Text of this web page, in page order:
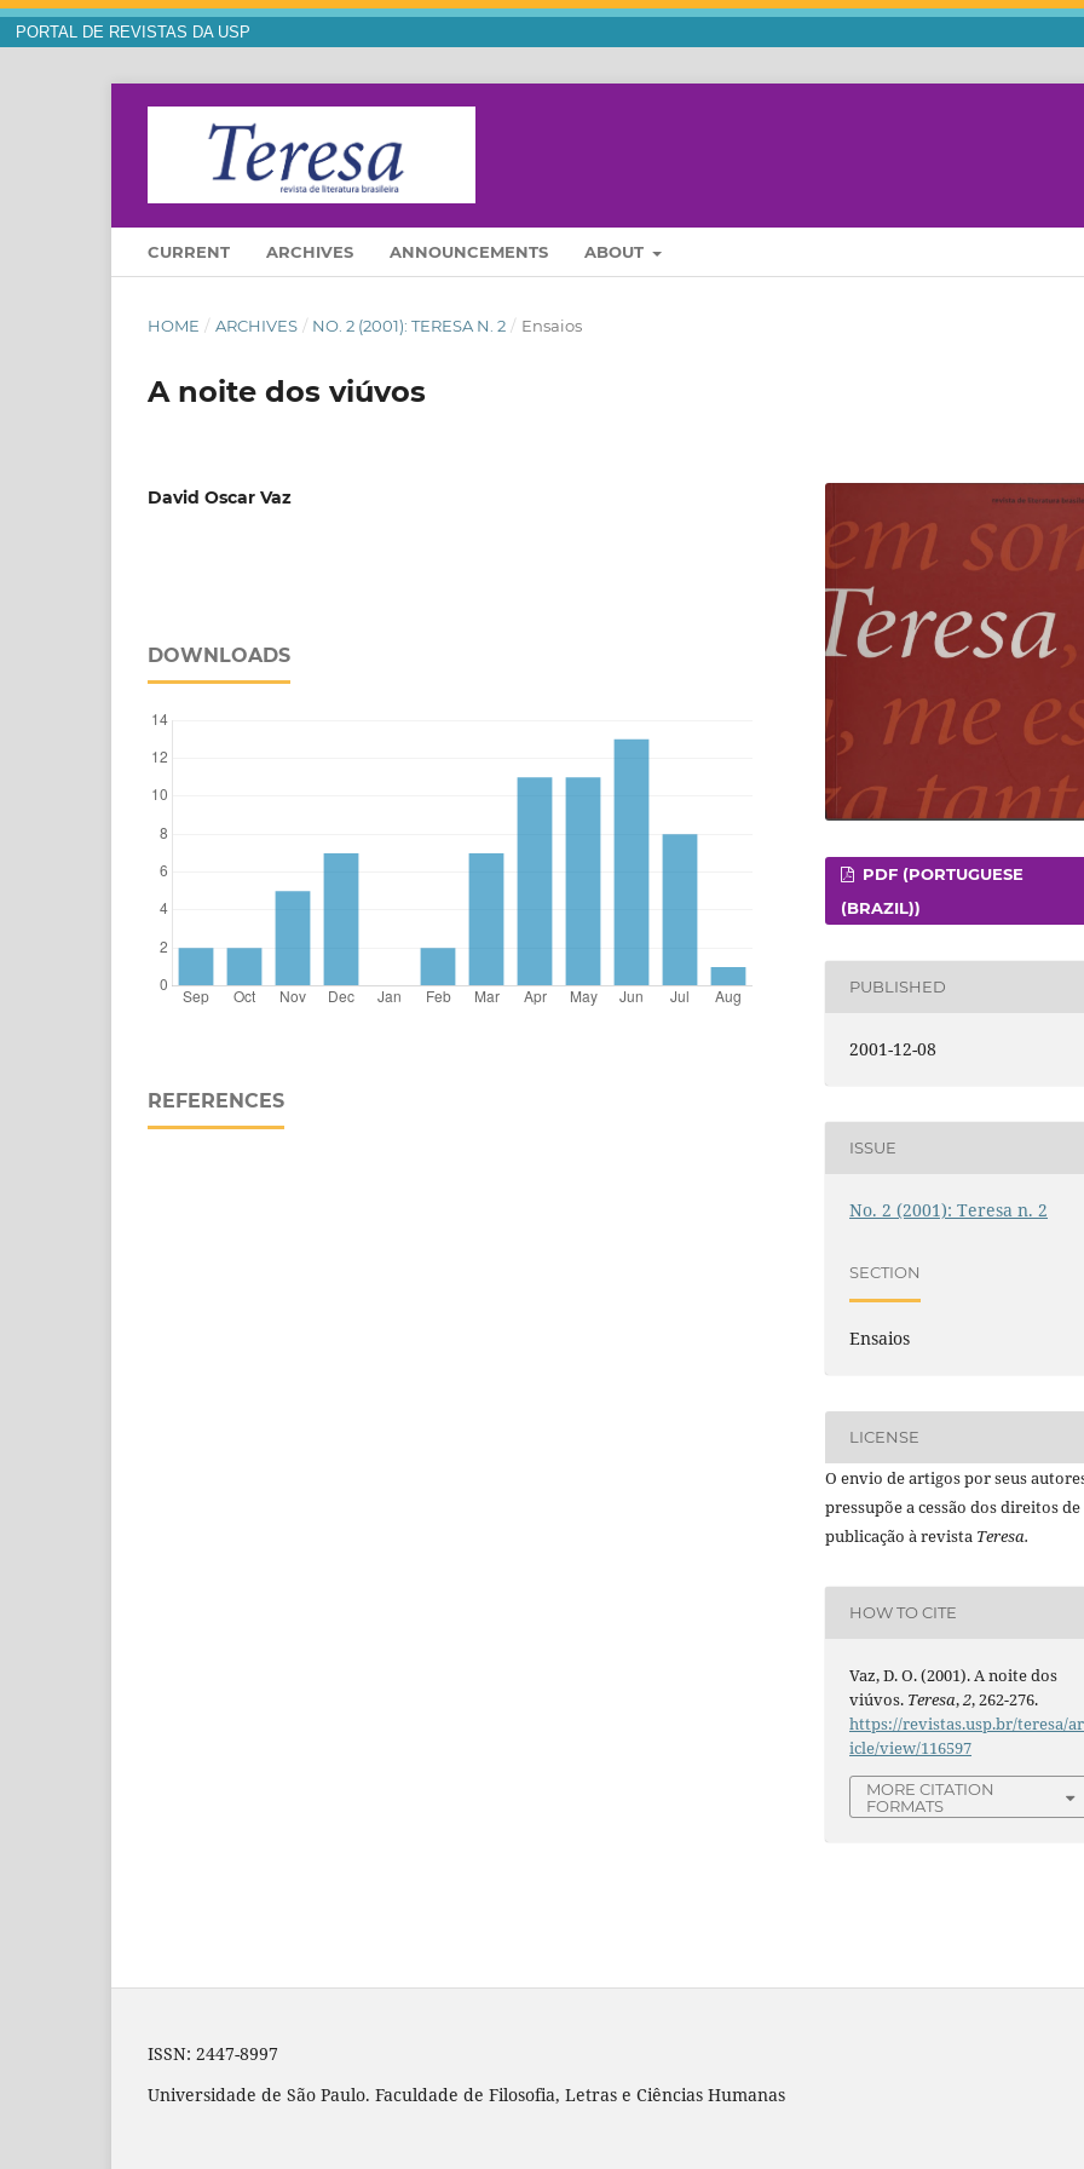
PORTAL DE REVISTAS DA USP
CURRENT ARCHIVES ANNOUNCEMENTS ABOUT
HOME / ARCHIVES / NO. 2 (2001): TERESA N. 2 / Ensaios
A noite dos viúvos
David Oscar Vaz
DOWNLOADS
REFERENCES
PDF (PORTUGUESE
(BRAZIL))
PUBLISHED
2001-12-08
ISSUE
No. 2 (2001): Teresa n. 2
SECTION
Ensaios
LICENSE
O envio de artigos por seus
pressupõe a cessão dos direitos de
publicação à revista Teresa.
HOW TO CITE
Vaz, D. O. (2001). A noite dos
viúvos. Teresa,2, 262-276.
https://revistas.usp.br/teresa/
icle/view/116597
MORE CITATION
FORMATS
ISSN: 2447-8997
Universidade de São Paulo. Faculdade de Filosofia, Letras e Ciências Humanas